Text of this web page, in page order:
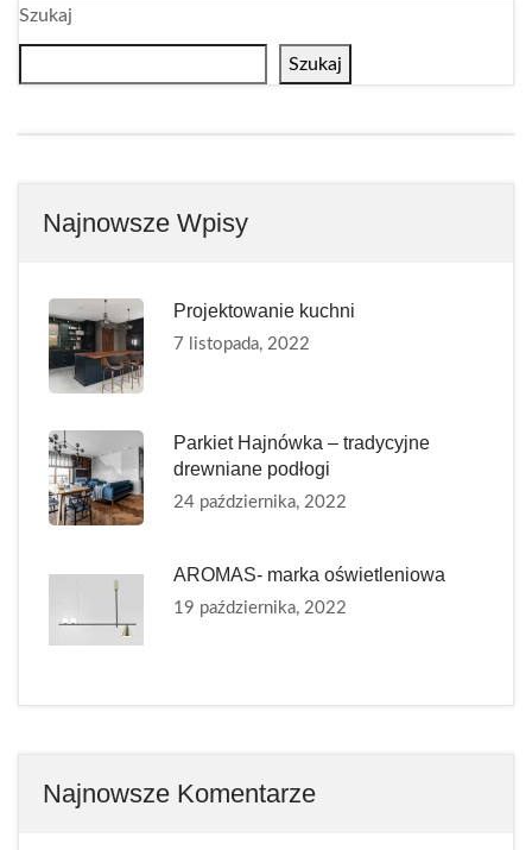
Szukaj
Szukaj
Najnowsze Wpisy
Projektowanie kuchni
7 listopada, 2022
Parkiet Hajnówka – tradycyjne
drewniane podłogi
24 października, 2022
AROMAS- marka oświetleniowa
19 października, 2022
Najnowsze Komentarze